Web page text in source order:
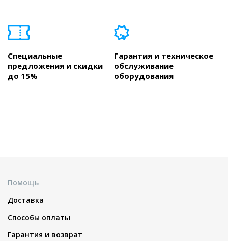
Специальные
предложения и скидки
до 15%
Гарантия и техническое
обслуживание
оборудования
Помощь
Доставка
Способы оплаты
Гарантия и возврат